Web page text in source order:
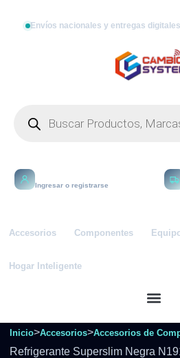
Envíos nacionales y entregas digitales
Ingresar o registrarse
Accesorios Componentes
Hogar Inteligente
Inicio>Accesorios>Accesorios de
Refrigerante Superslim Negra